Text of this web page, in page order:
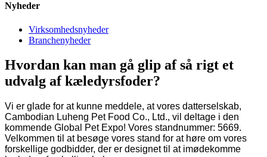
Nyheder
Virksomhedsnyheder
Branchenyheder
Hvordan kan man gå glip af så rigt et
udvalg af kæledyrsfoder?
Vi er glade for at kunne meddele, at vores datterselskab,
Cambodian Luheng Pet Food Co., Ltd., vil deltage i den
kommende Global Pet Expo! Vores standnummer: 5669.
Velkommen til at besøge vores stand for at høre om vores
forskellige godbidder, der er designet til at imødekomme